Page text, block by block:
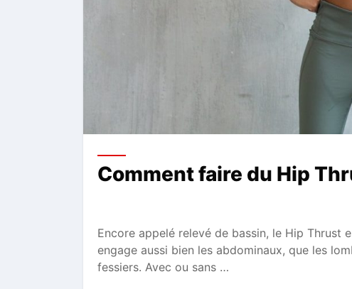
Comment faire du Hip
Encore appelé relevé de bassin, le Hip Thrust
engage aussi bien les abdominaux, que les
fessiers. Avec ou sans …